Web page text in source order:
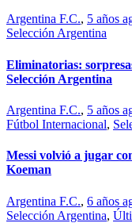
Argentina F.C., 5 años
Selección Argentina
Eliminatorias:
Selección Argentina
Argentina F.C., 5 años
Fútbol Internacional,
Messi volvió a jugar
Koeman
Argentina F.C., 6 años
Selección Argentina,